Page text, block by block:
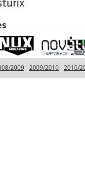
2009-2009/2010-2010/